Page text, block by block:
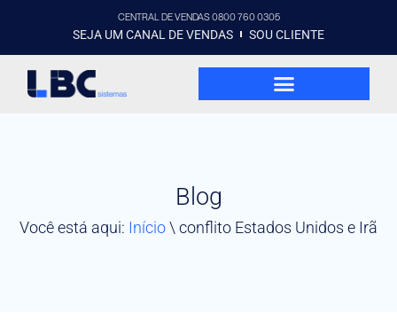
CENTRAL DE VENDAS 0800 760 0305
SEJA UM CANAL DE VENDAS SOU CLIENTE
Blog
Você está aqui: Início\ conflito Estados Unidos e Irã